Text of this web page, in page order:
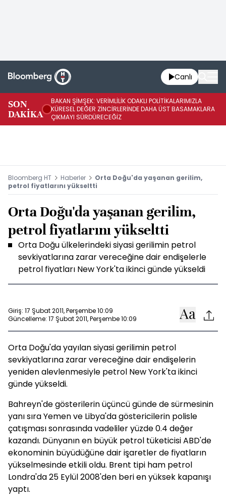
Canlı
SON
DAKİKA
BAKAN ŞİMŞEK: VERİMLİLİK ODAKLI POLİTİKALARIMIZLA
KÜRESEL DEĞER ZİNCİRLERİNDE DAHA ÜST BASAMAKLARA
ÇIKMAYI SÜRDÜRECEĞİZ
Bloomberg HT Haberler
Orta Doğu'da yaşanan gerilim,
petrol fiyatlarını yükseltti
Orta Doğu'da yaşanan gerilim,
petrol fiyatlarını yükseltti
Orta Doğu ülkelerindeki siyasi gerilimin petrol
sevkiyatlarına zarar vereceğine dair endişelerle
petrol fiyatları New York'ta ikinci günde yükseldi
Giriş: 17 Şubat 2011, Perşembe 10:09
Güncelleme: 17 Şubat 2011, Perşembe 10:09
Orta Doğu'da yayılan siyasi gerilimin petrol
sevkiyatlarına zarar vereceğine dair endişelerin
yeniden alevlenmesiyle petrol New York'ta ikinci
günde yükseldi.
Bahreyn'de gösterilerin üçüncü günde de sürmesinin
yanı sıra Yemen ve Libya'da göstericilerin polisle
çatışması sonrasında vadeliler yüzde 0.4 değer
kazandı. Dünyanın en büyük petrol tüketicisi ABD'de
ekonominin büyüdüğüne dair işaretler de fiyatların
yükselmesinde etkili oldu. Brent tipi ham petrol
Londra'da 25 Eylül 2008'den beri en yüksek kapanışı
yaptı.